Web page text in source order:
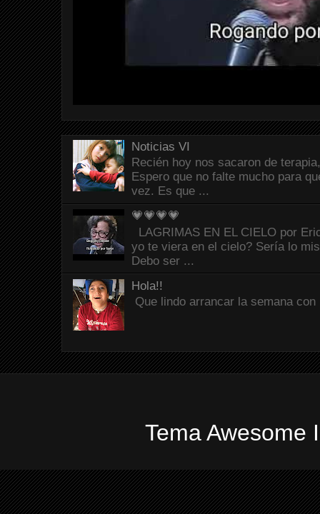
Noticias VI
Recién hoy nos sacaron de
Espero que no falte mucho para
vez. Es que ...
💗💗💗💗
LAGRIMAS EN EL CIELO por
yo te viera en el cielo? Sería lo
Debo ser ...
Hola!!
Que lindo arrancar la semana
Tema